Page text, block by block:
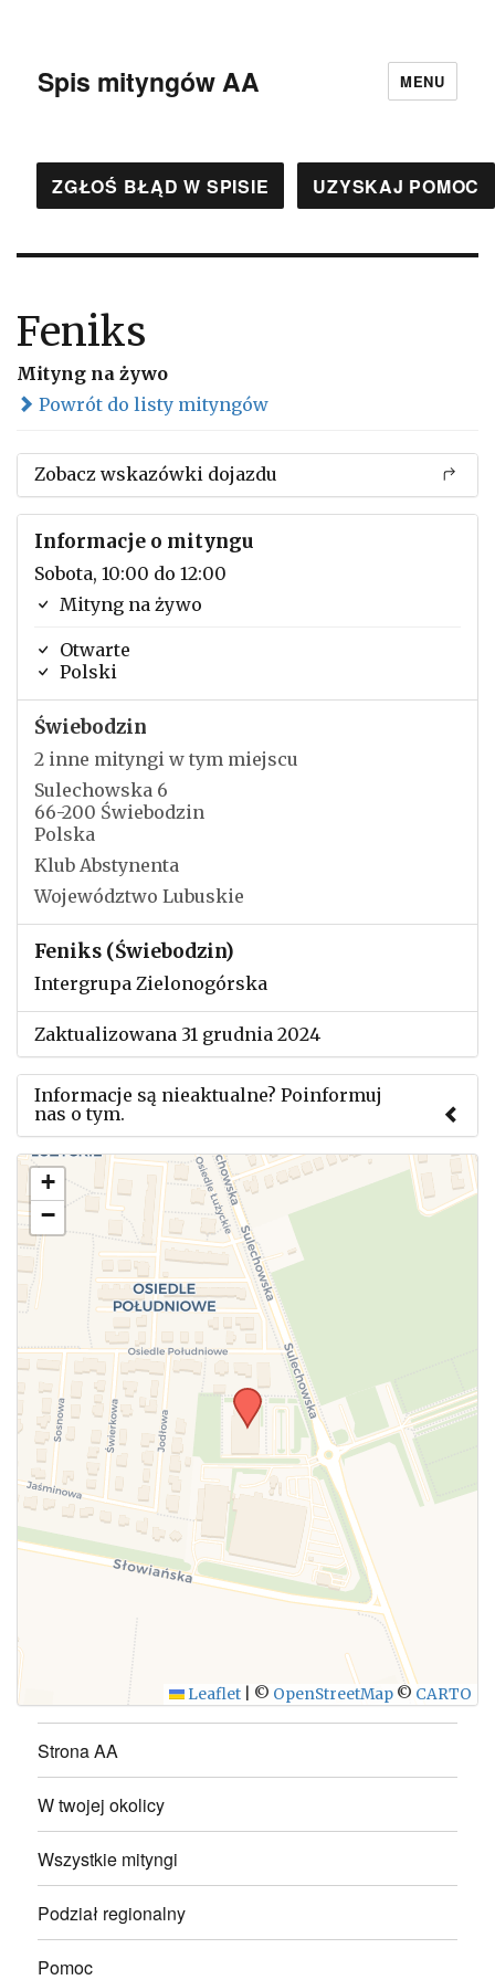
Spis mityngów AA MENU
ZGŁOŚ BŁĄD W SPISIE UZYSKAJ POMOC
Feniks
Mityng na żywo
Powrót do listy mityngów
Zobacz wskazówki dojazdu
Informacje o mityngu
Sobota, 10:00 do 12:00
Mityng na żywo
Otwarte
Polski
Świebodzin
2 inne mityngi w tym miejscu
Sulechowska 6
66-200 Świebodzin
Polska
Klub Abstynenta
Województwo Lubuskie
Feniks (Świebodzin)
Intergrupa Zielonogórska
Zaktualizowana 31 grudnia 2024
Informacje są nieaktualne? Poinformuj
nas o tym.
Użyj tego formularza aby przesłać informację o
zmianach w powyższym mityngu.
+
−
Leaflet © OpenStreetMap © CARTO
Strona AA
W twojej okolicy
Wszystkie mityngi
Podział regionalny
Pomoc